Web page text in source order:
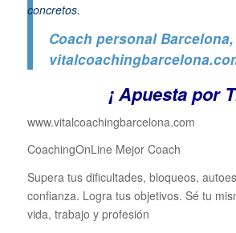
concretos.
Coach personal Barcelona,
¡ Apuesta por
www.vitalcoachingbarcelona.com
CoachingOnLine Mejor Coach
Supera tus dificultades, bloqueos,
confianza. Logra tus objetivos. Sé tu
vida, trabajo y profesión